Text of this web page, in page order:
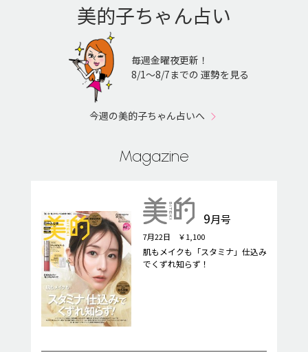
美的子ちゃん占い
毎週金曜夜更新！
8/1〜8/7までの 運勢を見る
今週の美的子ちゃん占いへ
Magazine
9月号
7月22日 ￥1,100
肌もメイクも「スタミナ」仕込み
でくずれ知らず！